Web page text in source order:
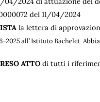
del 11/04/2024
la lettera di
2025 all’ Istituto Bachelet
ATTO di tutti i